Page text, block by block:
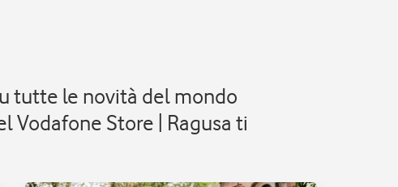
tutte le novità del mondo
Vodafone Store | Ragusa ti